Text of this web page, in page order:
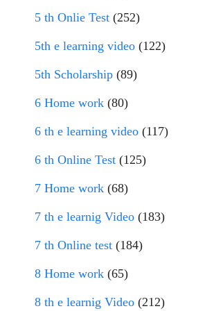
5 th Onlie Test (252)
5th e learning video (122)
5th Scholarship (89)
6 Home work (80)
6 th e learning video (117)
6 th Online Test (125)
7 Home work (68)
7 th e learnig Video (183)
7 th Online test (184)
8 Home work (65)
8 th e learnig Video (212)